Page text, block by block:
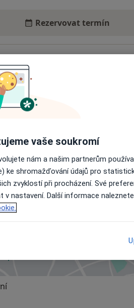
Rezervovat termín
nejsou k dispozici
informace o svých službách.
v nové záložce
vaše soukromí
nám a našim partnerům
ke shromažďování údajů pro
zvyklostí při procházení. Své
v nastavení. Další informace